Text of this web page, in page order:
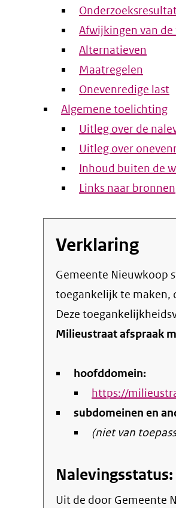
Afwijkingen van
Alternatieven
Maatregelen
Onevenredige last
Algemene toelichting
Uitleg over de
Uitleg over
Inhoud buiten de
Links naar bronnen
Verklaring
Gemeente Nieuwkoop streeft ernaar om de eigen online informatie en dienstverlening
toegankelijk te maken,
Deze
Milieustraat afspraak
hoofddomein:
https://
subdomeinen en
(niet van
Uit de door Gemeente Nieuwkoop gepubliceerde informatie blijkt dat de website